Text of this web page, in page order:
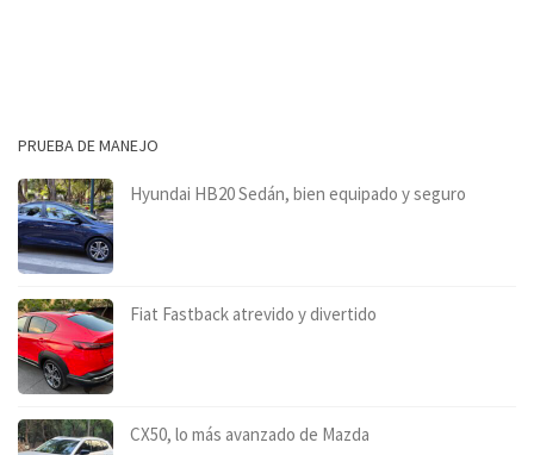
PRUEBA DE MANEJO
Hyundai HB20 Sedán, bien equipado y seguro
Fiat Fastback atrevido y divertido
CX50, lo más avanzado de Mazda